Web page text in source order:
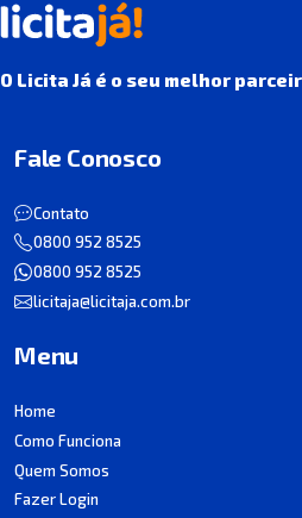
O Licita Já é o seu melhor
Fale Conosco
Contato
0800 952 8525
0800 952 8525
licitaja@licitaja.com.br
Menu
Home
Como Funciona
Quem Somos
Fazer Login